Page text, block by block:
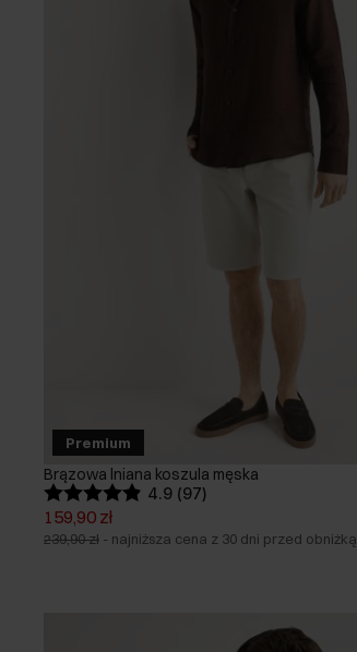
Premium
Brązowa lniana koszula męska
4.9 (97)
159,90 zł
239,90 zł - najniższa cena z 30 dni przed obniżką